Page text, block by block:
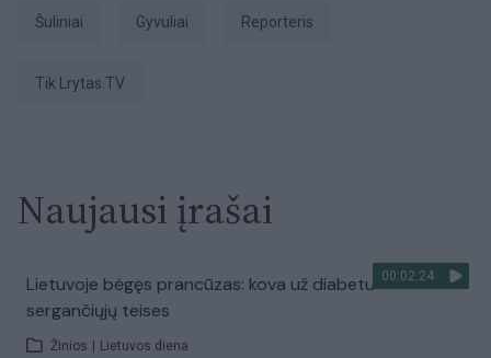
šuliniai gyvuliai Reporteris
tik Lrytas.TV
Naujausi įrašai
00:02:24
Lietuvoje bėgęs prancūzas: kova už diabetu
sergančiųjų teises
Žinios Lietuvos diena